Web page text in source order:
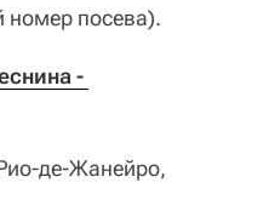
номер посева).
-
де-Жанейро,